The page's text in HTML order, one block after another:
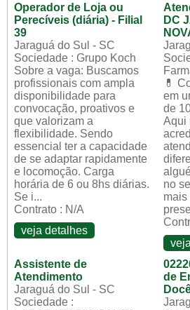
Operador de Loja ou
Perecíveis (diária) - Filial
39
Jaraguá do Sul - SC
Sociedade : Grupo Koch
Sobre a vaga: Buscamos
profissionais com ampla
disponibilidade para
convocação, proativos e
que valorizam a
flexibilidade. Sendo
essencial ter a capacidade
de se adaptar rapidamente
e locomoção. Carga
horária de 6 ou 8hs diárias.
Se i...
Contrato : N/A
veja detalhes
DC
💊
em
de
Aqui
no
mais
Assistente de
Atendimento
Jaraguá do Sul - SC
Sociedade :
de